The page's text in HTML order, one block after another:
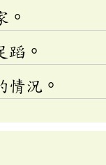
。
蹈。
情況。